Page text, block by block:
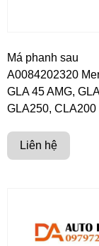
Má phanh sau
A0084202320
GLA 45 AMG,
GLA250, CLA200
Liên hệ